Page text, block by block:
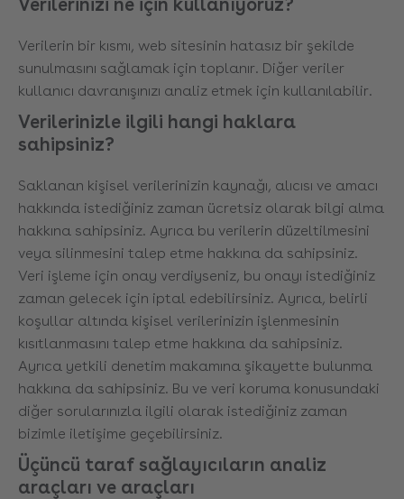
Verilerinizi ne için kullanıyoruz?
Verilerin bir kısmı, web sitesinin hatasız bir şekilde
sunulmasını sağlamak için toplanır. Diğer veriler
kullanıcı davranışınızı analiz etmek için kullanılabilir.
Verilerinizle ilgili hangi haklara
sahipsiniz?
Saklanan kişisel verilerinizin kaynağı, alıcısı ve amacı
hakkında istediğiniz zaman ücretsiz olarak bilgi alma
hakkına sahipsiniz. Ayrıca bu verilerin düzeltilmesini
veya silinmesini talep etme hakkına da sahipsiniz.
Veri işleme için onay verdiyseniz, bu onayı istediğiniz
zaman gelecek için iptal edebilirsiniz. Ayrıca, belirli
koşullar altında kişisel verilerinizin işlenmesinin
kısıtlanmasını talep etme hakkına da sahipsiniz.
Ayrıca yetkili denetim makamına şikayette bulunma
hakkına da sahipsiniz. Bu ve veri koruma konusundaki
diğer sorularınızla ilgili olarak istediğiniz zaman
bizimle iletişime geçebilirsiniz.
Üçüncü taraf sağlayıcıların analiz
araçları ve araçları